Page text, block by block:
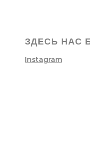
ЗДЕСЬ НАС
Instagram